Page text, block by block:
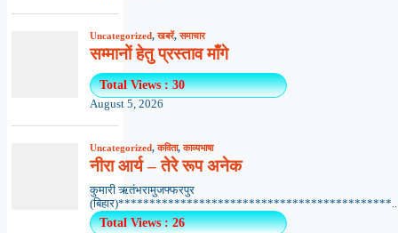
Uncategorized,खबरें,समाचार
सम्मानों हेतु प्रस्ताव माँगे
Total Views : 30
August 5, 2026
Uncategorized,कविता,काव्यभाषा
नीरा आर्य – तेरे रूप अनेक
कुमारी ऋतंभरामुजफ्फरपुर
Total Views : 26